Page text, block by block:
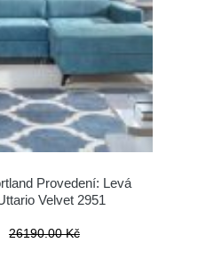
Provedení: Levá
Velvet 2951
26190.00 Kč